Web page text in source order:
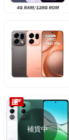
補貨中